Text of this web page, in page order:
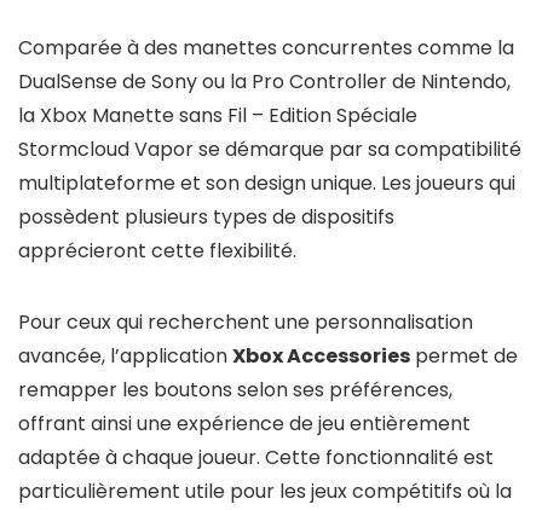
Comparée à des manettes concurrentes comme la
DualSense de Sony ou la Pro Controller de Nintendo,
la Xbox Manette sans Fil – Edition Spéciale
Stormcloud Vapor se démarque par sa compatibilité
multiplateforme et son design unique. Les joueurs qui
possèdent plusieurs types de dispositifs
apprécieront cette flexibilité.
Pour ceux qui recherchent une personnalisation
avancée, l’applicationXbox Accessories permet de
remapper les boutons selon ses préférences,
offrant ainsi une expérience de jeu entièrement
adaptée à chaque joueur. Cette fonctionnalité est
particulièrement utile pour les jeux compétitifs où la